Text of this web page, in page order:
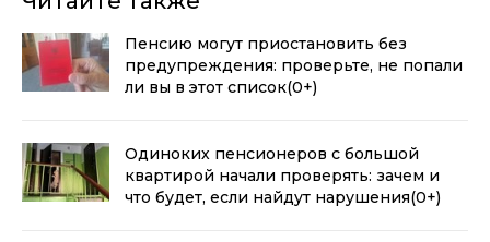
Пенсию могут приостановить без
предупреждения: проверьте, не попали
ли вы в этот список(0+)
Одиноких пенсионеров с большой
квартирой начали проверять: зачем и
что будет, если найдут нарушения(0+)